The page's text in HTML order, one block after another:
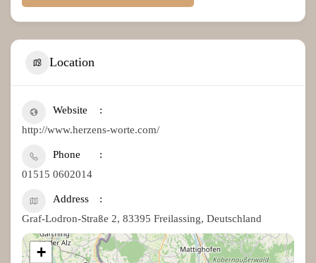
Location
Website
http://www.herzens-worte.com/
Phone
01515 0602014
Address
Graf-Lodron-Straße 2, 83395 Freilassing, Deutschland
+